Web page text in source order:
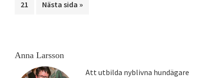
Sida
21
Go
Nästa sida »
Primärt
sidofält
Anna Larsson
Att utbilda nyblivna hundägare